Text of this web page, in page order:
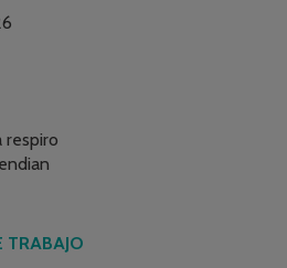
respiro
TRABAJO